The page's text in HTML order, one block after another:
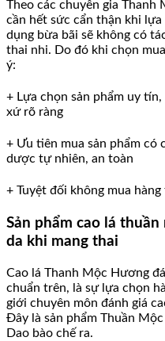
Theo các chuyên gia Thanh
cần hết sức cẩn thận khi
dụng bừa bãi sẽ không có
thai nhi. Do đó khi chọn
ý:
+ Lựa chọn sản phẩm uy
xứ rõ ràng
+ Ưu tiên mua sản phẩm có
dược tự nhiên, an toàn
+ Tuyệt đối không mua
Sản phẩm cao lá
da khi mang thai
Cao lá Thanh Mộc Hương
chuẩn trên, là sự lựa chọn
giới chuyên môn đánh giá
Đây là sản phẩm Thuần
Dao bào chế ra.